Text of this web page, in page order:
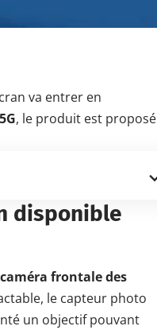
va entrer en
, le produit est proposé
disponible
frontale des
le capteur photo
un objectif pouvant